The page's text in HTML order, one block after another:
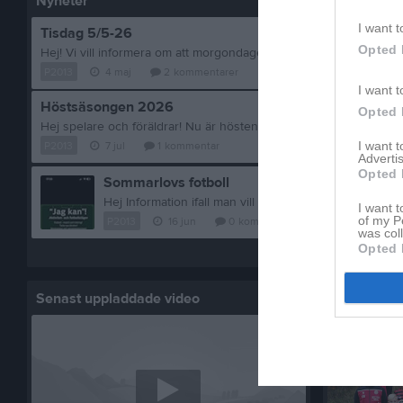
I want
Opted
I want
Opted
I want
Opted
I want
of my
was
Opted
Tisdag 5/5-26
Höstsäsongen 2026
Sommarlovs fotboll
Hej Information ifall man vill spela fotboll på
Visa fler nyheter
Senast uppladdade video Senast